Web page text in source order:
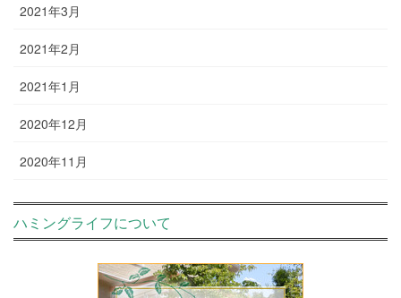
2021年3月
2021年2月
2021年1月
2020年12月
2020年11月
ハミングライフについて